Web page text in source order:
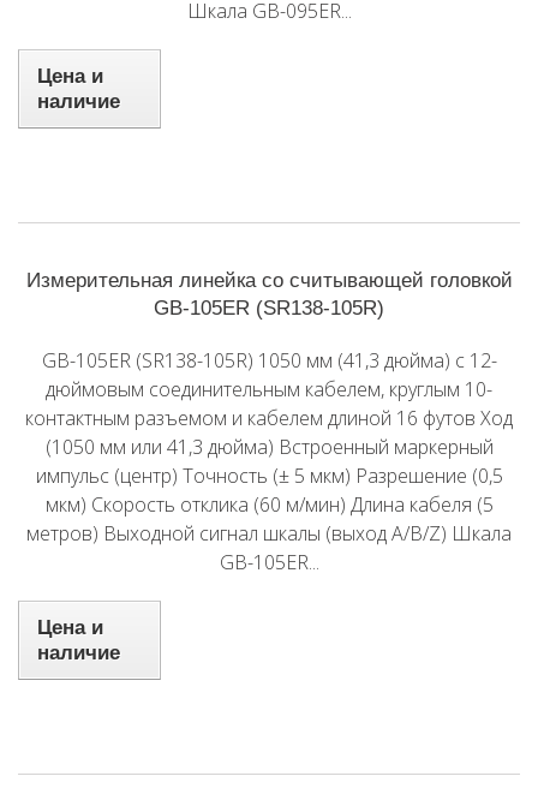
Шкала GB-095ER...
Цена и
наличие
Измерительная линейка со считывающей головкой
GB-105ER (SR138-105R)
GB-105ER (SR138-105R) 1050 мм (41,3 дюйма) с 12-
дюймовым соединительным кабелем, круглым 10-
контактным разъемом и кабелем длиной 16 футов Ход
(1050 мм или 41,3 дюйма) Встроенный маркерный
импульс (центр) Точность (± 5 мкм) Разрешение (0,5
мкм) Скорость отклика (60 м/мин) Длина кабеля (5
метров) Выходной сигнал шкалы (выход A/B/Z) Шкала
GB-105ER...
Цена и
наличие